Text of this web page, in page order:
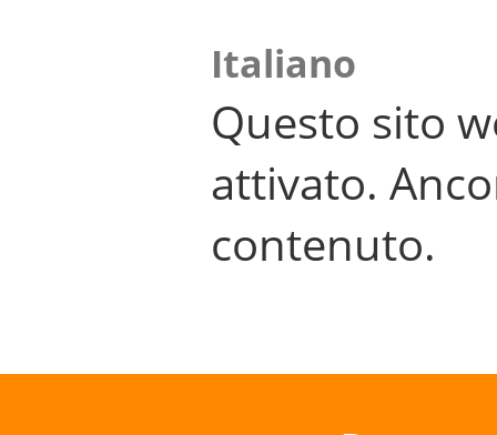
Italiano
Questo sito
attivato.
contenuto.